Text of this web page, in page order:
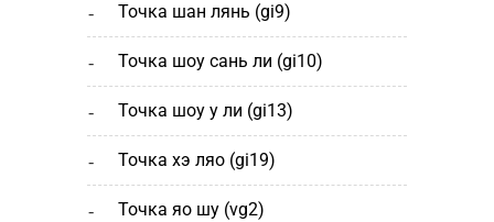
точка шан лянь (gi9)
точка шоу сань ли (gi10)
точка шоу у ли (gi13)
точка хэ ляо (gi19)
точка яо шу (vg2)